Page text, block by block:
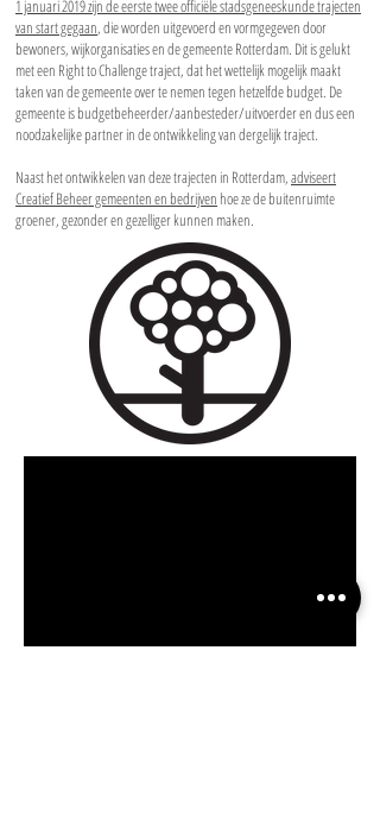
1 januari 2019 zijn de eerste twee officiële stadsgeneeskunde trajecten
van start gegaan, die worden uitgevoerd en vormgegeven door
bewoners, wijkorganisaties en de gemeente Rotterdam. Dit is gelukt
met een Right to Challenge traject, dat het wettelijk mogelijk maakt
taken van de gemeente over te nemen tegen hetzelfde budget. De
gemeente is budgetbeheerder/aanbesteder/uitvoerder en dus een
noodzakelijke partner in de ontwikkeling van dergelijk traject.
Naast het ontwikkelen van deze trajecten in Rotterdam,adviseert
Creatief Beheer gemeenten en bedrijven hoe ze de buitenruimte
groener, gezonder en gezelliger kunnen maken.